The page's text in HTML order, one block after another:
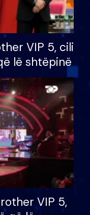
VIP 5, cili
lë shtëpinë
VIP 5,